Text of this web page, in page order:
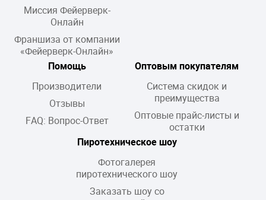
Миссия Фейерверк-
Онлайн
Франшиза от компании
«Фейерверк-Онлайн»
Помощь
Производители
Отзывы
FAQ: Вопрос-Ответ
Оптовым покупателям
Система скидок и
преимущества
Оптовые прайс-листы и
остатки
Пиротехническое шоу
Фотогалерея
пиротехнического шоу
Заказать шоу со